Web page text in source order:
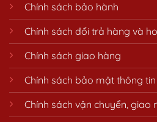
Chính sách bảo hành
Chính sách đổi trả hàng và
Chính sách giao hàng
Chính sách bảo mật thông tin
Chính sách vận chuyển, giao